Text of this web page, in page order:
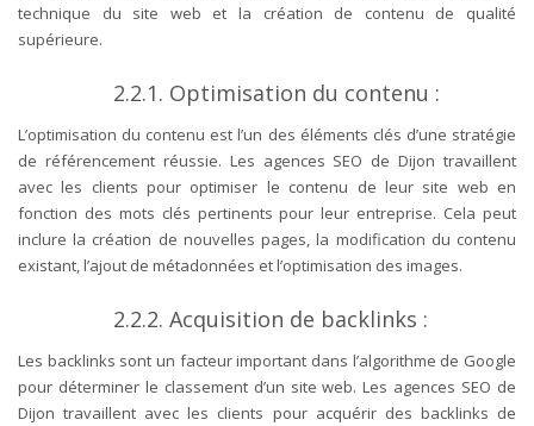
technique du site web et la création de contenu de qualité
supérieure.
2.2.1. Optimisation du contenu :
L’optimisation du contenu est l’un des éléments clés d’une stratégie
de référencement réussie. Les agences SEO de Dijon travaillent
avec les clients pour optimiser le contenu de leur site web en
fonction des mots clés pertinents pour leur entreprise. Cela peut
inclure la création de nouvelles pages, la modification du contenu
existant, l’ajout de métadonnées et l’optimisation des images.
2.2.2. Acquisition de backlinks :
Les backlinks sont un facteur important dans l’algorithme de Google
pour déterminer le classement d’un site web. Les agences SEO de
Dijon travaillent avec les clients pour acquérir des backlinks de